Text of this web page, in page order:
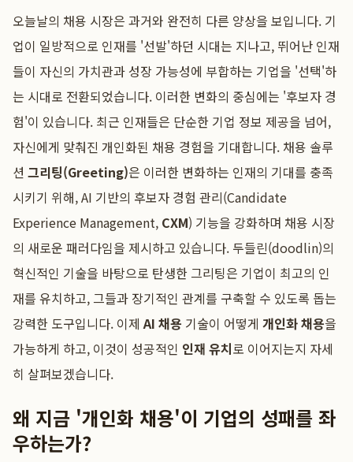
오늘날의 채용 시장은 과거와 완전히 다른 양상을 보입니다. 기
업이 일방적으로 인재를 '선발'하던 시대는 지나고, 뛰어난 인재
들이 자신의 가치관과 성장 가능성에 부합하는 기업을 '선택'하
는 시대로 전환되었습니다. 이러한 변화의 중심에는 '후보자 경
험'이 있습니다. 최근 인재들은 단순한 기업 정보 제공을 넘어,
자신에게 맞춰진 개인화된 채용 경험을 기대합니다. 채용 솔루
션 그리팅(Greeting)은 이러한 변화하는 인재의 기대를 충족
시키기 위해, AI 기반의 후보자 경험 관리(Candidate
Experience Management, CXM) 기능을 강화하며 채용 시장
의 새로운 패러다임을 제시하고 있습니다. 두들린(doodlin)의
혁신적인 기술을 바탕으로 탄생한 그리팅은 기업이 최고의 인
재를 유치하고, 그들과 장기적인 관계를 구축할 수 있도록 돕는
강력한 도구입니다. 이제AI 채용 기술이 어떻게 개인화 채용을
가능하게 하고, 이것이 성공적인 인재 유치로 이어지는지 자세
히 살펴보겠습니다.
왜 지금 '개인화 채용'이 기업의 성패를 좌
우하는가?